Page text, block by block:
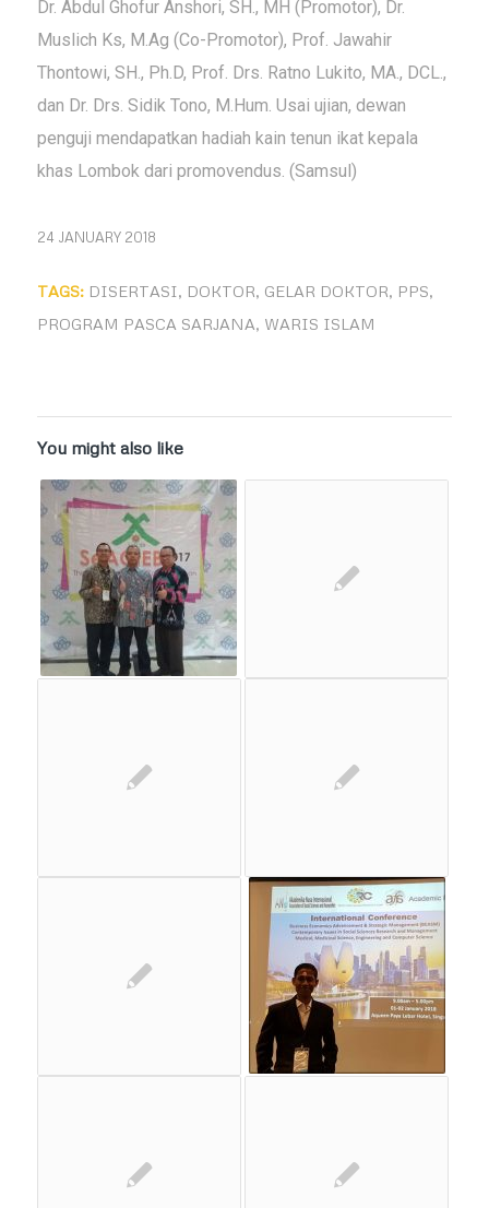
Dr. Abdul Ghofur Anshori, SH., MH (Promotor), Dr.
Muslich Ks, M.Ag (Co-Promotor), Prof. Jawahir
Thontowi, SH., Ph.D, Prof. Drs. Ratno Lukito, MA., DCL.,
dan Dr. Drs. Sidik Tono, M.Hum. Usai ujian, dewan
penguji mendapatkan hadiah kain tenun ikat kepala
khas Lombok dari promovendus. (Samsul)
24 JANUARY 2018
TAGS: DISERTASI, DOKTOR, GELAR DOKTOR, PPS,
PROGRAM PASCA SARJANA, WARIS ISLAM
You might also like